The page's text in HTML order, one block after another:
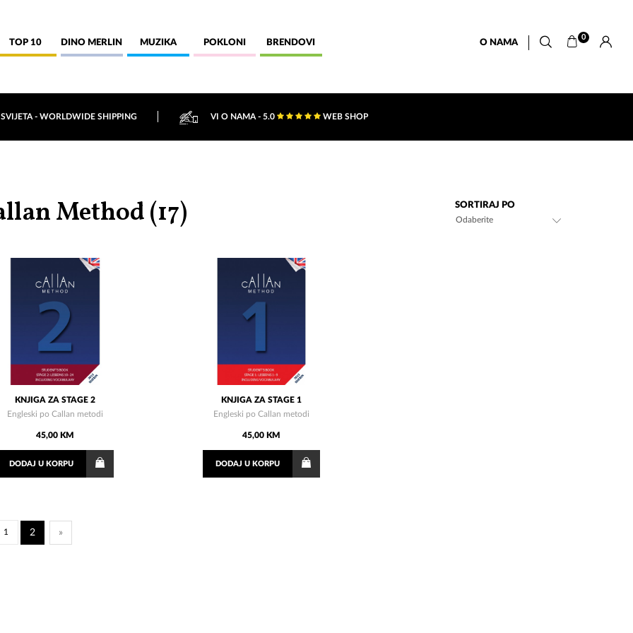
TOP 10 DINO MERLIN MUZIKA POKLONI BRENDOVI O NAMA
0
- WORLDWIDE SHIPPING VI O NAMA - 5.0 WEB SHOP
Method (17) SORTIRAJ PO
Odaberite
KNJIGA ZA STAGE 2
Engleski po Callan metodi
45,00 KM
DODAJU KORPU
KNJIGA ZA STAGE 1
Engleski po Callan metodi
45,00 KM
DODAJ U KORPU
1 2 »